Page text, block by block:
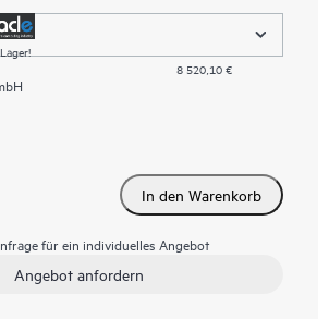
8 520,10 €
In den Warenkorb
für ein individuelles Angebot
Angebot anfordern